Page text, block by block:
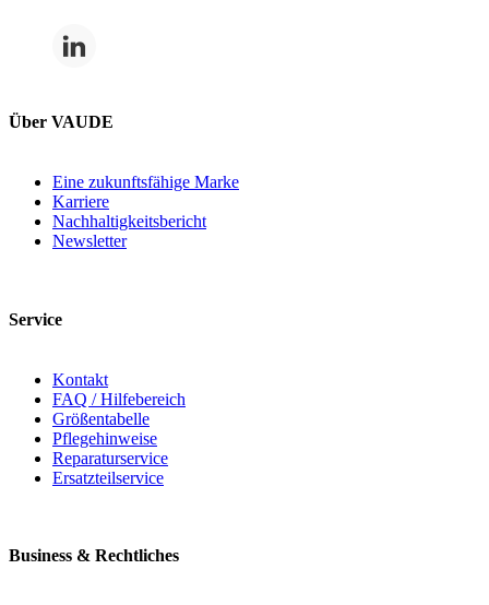
Über VAUDE
Eine zukunftsfähige Marke
Karriere
Nachhaltigkeitsbericht
Newsletter
Service
Kontakt
FAQ / Hilfebereich
Größentabelle
Pflegehinweise
Reparaturservice
Ersatzteilservice
Business & Rechtliches